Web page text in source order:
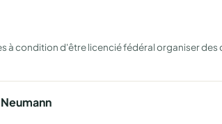
à condition d'être licencié fédéral organiser